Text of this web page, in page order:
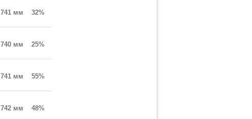
741 мм 32%
740 мм 25%
741 мм 55%
742 мм 48%